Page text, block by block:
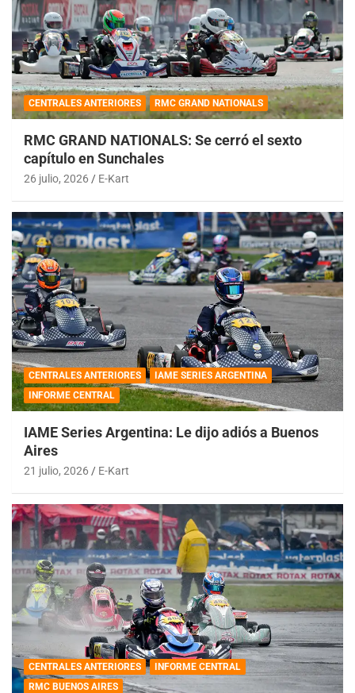
CENTRALES ANTERIORES RMC GRAND NATIONALS
RMC GRAND NATIONALS: Se cerró el sexto
capítulo en Sunchales
26 julio, 2026 E-Kart
CENTRALES ANTERIORES
IAME SERIES ARGENTINA
INFORME CENTRAL
IAME Series Argentina: Le dijo adiós a Buenos
Aires
21 julio, 2026 E-Kart
CENTRALES ANTERIORES
INFORME CENTRAL
RMC BUENOS AIRES